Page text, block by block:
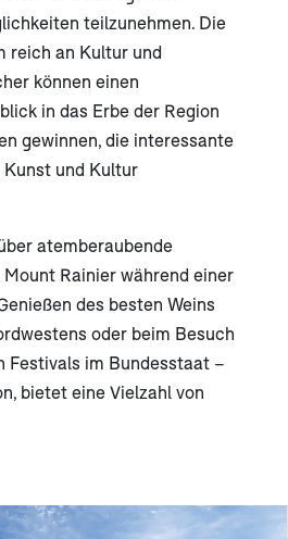
teilzunehmen. Die
reich an Kultur und
können einen
in das Erbe der Region
gewinnen, die interessante
und Kultur
atemberaubende
Rainier während einer
des besten Weins
oder beim Besuch
Festivals im Bundesstaat –
bietet eine Vielzahl von